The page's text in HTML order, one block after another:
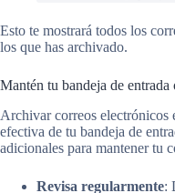
Esto te mostrará todos los
los que has archivado.
Mantén tu bandeja de entrada
Archivar correos electrónicos
efectiva de tu bandeja de
adicionales para mantener tu
Revisa regularmente: